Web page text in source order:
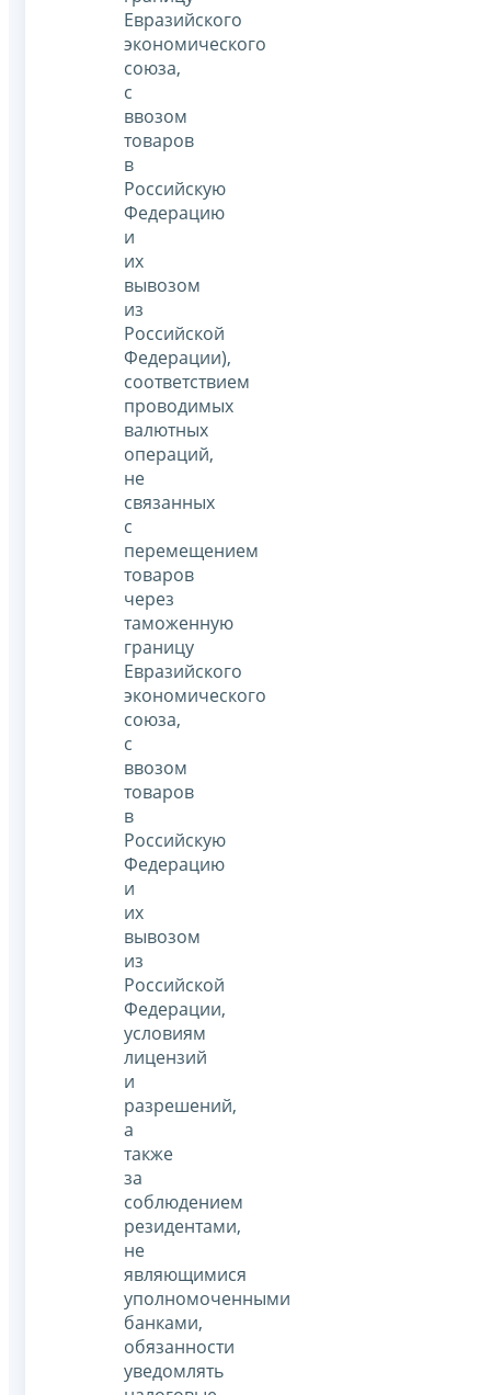
Евразийского
экономического
союза,
с
ввозом
товаров
в
Российскую
Федерацию
и
их
вывозом
из
Российской
Федерации),
соответствием
проводимых
валютных
операций,
не
связанных
с
перемещением
товаров
через
таможенную
границу
Евразийского
экономического
союза,
с
ввозом
товаров
в
Российскую
Федерацию
и
их
вывозом
из
Российской
Федерации,
условиям
лицензий
и
разрешений,
а
также
за
соблюдением
резидентами,
не
являющимися
уполномоченными
банками,
обязанности
уведомлять